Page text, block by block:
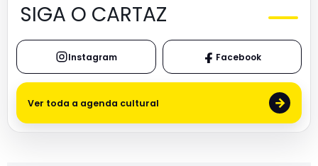
SIGA O CARTAZ
Instagram Facebook
Ver toda a agenda cultural →